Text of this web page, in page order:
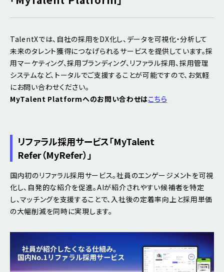
TalentXでは、自社の採用をDX化し、データを可視化・分析して
未来のタレント獲得につなげられるサービスを提供しています。採
用マーケティング、採用ブランディング、リファラル採用、採用管理
システムなど、トータルでご支援することが可能ですので、お気軽
にお問い合わせください。
MyTalent Platformへのお問い合わせはこちら
リファラル採用サービス「MyTalent
Refer（MyRefer）」
国内初のリファラル採用サービス。社員のエンゲージメントを可視
化し、自発的な紹介を促進。AIが紹介されやすい候補者を特定
し、マッチングを支援することで、入社後の定着率向上と採用単価
の大幅削減を同時に実現します。